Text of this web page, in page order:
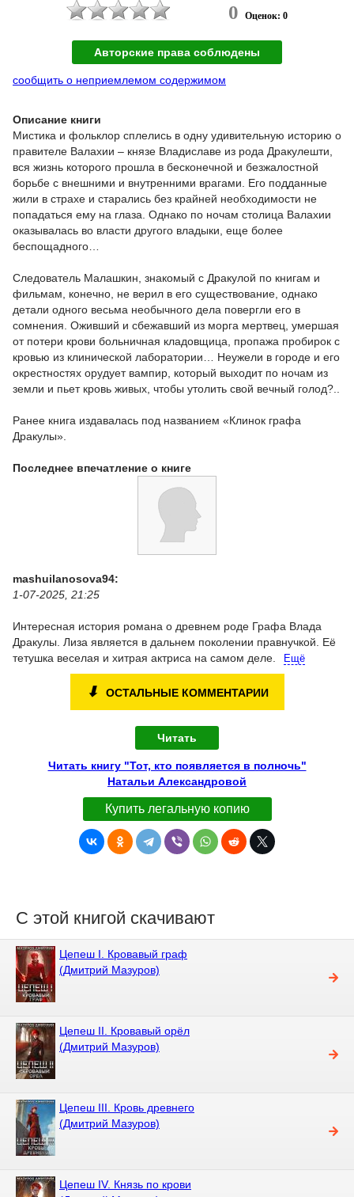
0 Оценок: 0
Авторские права соблюдены
сообщить о неприемлемом содержимом
Описание книги
Мистика и фольклор сплелись в одну удивительную историю о
правителе Валахии – князе Владиславе из рода Дракулешти,
вся жизнь которого прошла в бесконечной и безжалостной
борьбе с внешними и внутренними врагами. Его подданные
жили в страхе и старались без крайней необходимости не
попадаться ему на глаза. Однако по ночам столица Валахии
оказывалась во власти другого владыки, еще более
беспощадного…
Следователь Малашкин, знакомый с Дракулой по книгам и
фильмам, конечно, не верил в его существование, однако
детали одного весьма необычного дела повергли его в
сомнения. Оживший и сбежавший из морга мертвец, умершая
от потери крови больничная кладовщица, пропажа пробирок с
кровью из клинической лаборатории… Неужели в городе и его
окрестностях орудует вампир, который выходит по ночам из
земли и пьет кровь живых, чтобы утолить свой вечный голод?..
Ранее книга издавалась под названием «Клинок графа
Дракулы».
Последнее впечатление о книге
mashuilanosova94:
1-07-2025, 21:25
Интересная история романа о древнем роде Графа Влада
Дракулы. Лиза является в дальнем поколении правнучкой. Её
тетушка веселая и хитрая актриса на самом деле.
Ещё
⬇ ОСТАЛЬНЫЕ КОММЕНТАРИИ
Читать
Читать книгу "Тот, кто появляется в полночь"
Натальи Александровой
Купить легальную копию
С этой книгой скачивают
Цепеш I. Кровавый граф
(Дмитрий Мазуров)
Цепеш II. Кровавый орёл
(Дмитрий Мазуров)
Цепеш III. Кровь древнего
(Дмитрий Мазуров)
Цепеш IV. Князь по крови